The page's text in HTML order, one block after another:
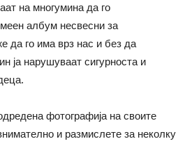
на многумина да го
албум несвесни за
да го има врз нас и без да
ја нарушуваат сигурноста и
фотографија на своите
и размислете за неколку